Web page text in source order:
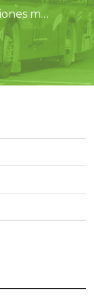
Actuaciones municipales